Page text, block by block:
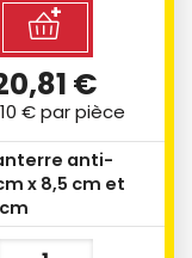
€
€par pièce
anti-
x 8,5 cm et